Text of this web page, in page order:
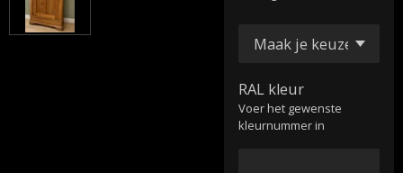
RAL kleur
Voer het gewenste
kleurnummer in